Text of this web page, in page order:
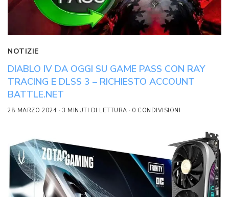
NOTIZIE
DIABLO IV DA OGGI SU GAME PASS CON RAY
TRACING E DLSS 3 – RICHIESTO ACCOUNT
BATTLE.NET
28 MARZO 2024 3 MINUTI DI LETTURA 0 CONDIVISIONI